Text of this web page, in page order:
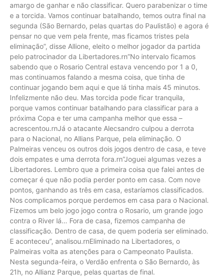
amargo de ganhar e não classificar. Quero parabenizar o time
e a torcida. Vamos continuar batalhando, temos outra final na
segunda (São Bernardo, pelas quartas do Paulistão) e agora é
pensar no que vem pela frente, mas ficamos tristes pela
eliminação”, disse Allione, eleito o melhor jogador da partida
pelo patrocinador da Libertadores.rn”No intervalo ficamos
sabendo que o Rosario Central estava vencendo por 1 a 0,
mas continuamos falando a mesma coisa, que tinha de
continuar jogando bem aqui e que lá tinha mais 45 minutos.
Infelizmente não deu. Mas torcida pode ficar tranquila,
porque vamos continuar batalhando para classificar para a
próxima Copa e ter uma campanha melhor que essa –
acrescentou.rnJá o atacante Alecsandro culpou a derrota
para o Nacional, no Allians Parque, pela eliminação. O
Palmeiras venceu os outros dois jogos dentro de casa, e teve
dois empates e uma derrota fora.rn”Joguei algumas vezes a
Libertadores. Lembro que a primeira coisa que falei antes de
começar é que não podia perder ponto em casa. Com nove
pontos, ganhando as três em casa, estaríamos classificados.
Nos complicamos porque perdemos em casa para o Nacional.
Fizemos um belo jogo jogo contra o Rosario, um grande jogo
contra o River lá… Fora de casa, fizemos campanha de
classificação. Dentro de casa, de quem poderia ser eliminado.
E aconteceu”, analisou.rnEliminado na Libertadores, o
Palmeiras volta as atenções para o Campeonato Paulista.
Nesta segunda-feira, o Verdão enfrenta o São Bernardo, às
21h, no Allianz Parque, pelas quartas de final.